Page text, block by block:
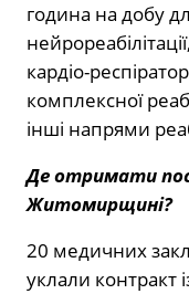
година на добу
кардіо-
комплексної
інші напрями
Де отримати
Житомирщині?
20 медичних
уклали контракт